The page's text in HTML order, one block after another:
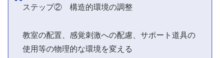
ステップ② 構造的環境の調整
教室の配置、感覚刺激への配慮、サポート道具の
使用等の物理的な環境を変える